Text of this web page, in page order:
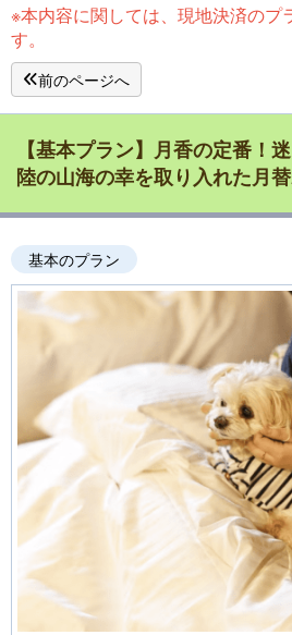
※本内容に関しては、現地決済のプ
す。
前のページへ
【基本プラン】月香の定番！
陸の山海の幸を取り入れた月
基本のプラン